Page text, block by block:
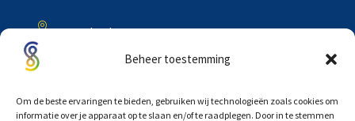
Beheer toestemming
Om de beste ervaringen te bieden, gebruiken wij technologieën zoals cookies om
informatie over je apparaat op te slaan en/of te raadplegen. Door in te stemmen

Onder de Toren 20
8302 BV Emmeloord
0527 – 618333